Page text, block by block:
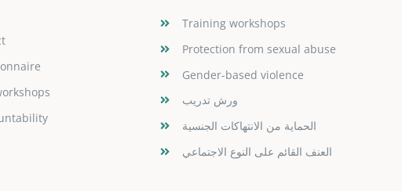
Training workshops
Protection from sexual abuse
Gender-based violence
ورش تدريب
الحماية من الانتهاكات الجنسية
العنف القائم على النوع الاجتماعي